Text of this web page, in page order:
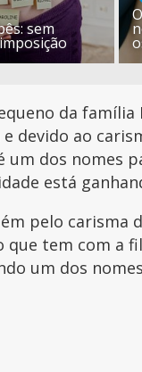
sem
da família
devido ao
um dos nomes
está
pelo carisma
que tem com a
um dos